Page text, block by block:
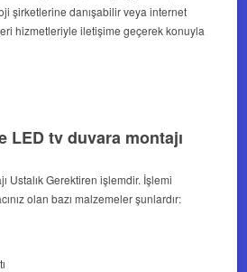
şirketlerine danışabilir veya internet
hizmetleriyle iletişime geçerek konuyla
LED tv duvara montajı
Ustalık Gerektiren işlemdir. İşlemi
olan bazı malzemeler şunlardır: